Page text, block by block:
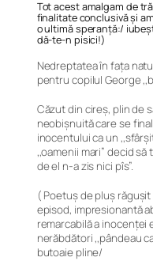
Tot acest amalgam de
finalitate conclusivă și
o ultimă speranță:/
dă-te-n pisici!)
Nedreptatea în fața
pentru copilul George
Căzut din cireș, plin de
neobișnuită care se
inocentului ca un
,,oamenii mari” decid să
de el n-a zis nici pîs”.
( Poetuş de pluş
episod, impresionantă
remarcabilă a inocenței
nerăbdători ,,pândeau
butoaie pline/